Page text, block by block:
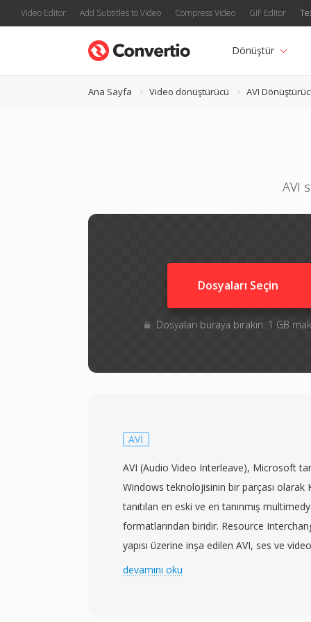
Video Editor Add Subtitles to Video Compress Video GIF Editor
Dönüştür
Ana Sayfa Video dönüştürücü AVI
AVI
Dosyaları Seçin
Dosyaları buraya bırakın. 1 GB
AVI
AVI (Audio Video Interleave), Microsoft
Windows teknolojisinin bir parçası olarak
tanıtılan en eski ve en tanınmış
formatlarından biridir. Resource
yapısı üzerine inşa edilen AVI, ses ve
parçalar halinde iç içe geçirerek karmaşık
devamını oku